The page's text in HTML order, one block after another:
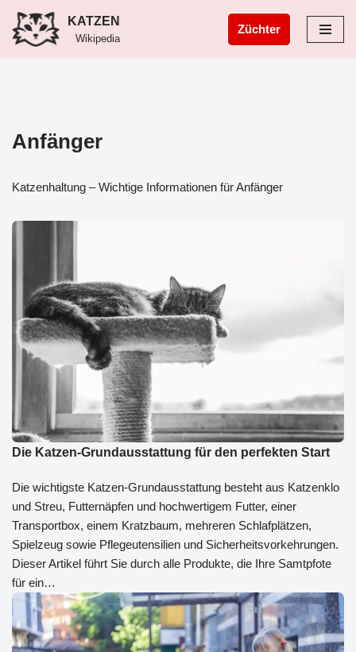
Zum
KATZEN
Wikipedia
Züchter
Anfänger
Katzenhaltung – Wichtige Informationen für Anfänger
Die Katzen-Grundausstattung für den perfekten Start
Die wichtigste Katzen-Grundausstattung besteht aus Katzenklo
und Streu, Futternäpfen und hochwertigem Futter, einer
Transportbox, einem Kratzbaum, mehreren Schlafplätzen,
Spielzeug sowie Pflegeutensilien und Sicherheitsvorkehrungen.
Dieser Artikel führt Sie durch alle Produkte, die Ihre Samtpfote
für ein…